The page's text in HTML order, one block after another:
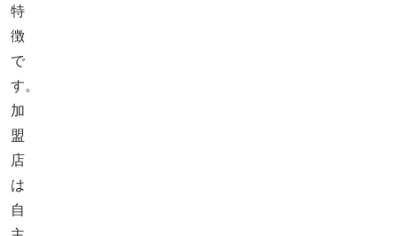
特
徴
で
す。
加
盟
店
は
自